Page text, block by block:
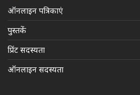
ऑनलाइन पत्रिकाएं
पुस्तकें
प्रिंट सदस्यता
ऑनलाइन सदस्यता